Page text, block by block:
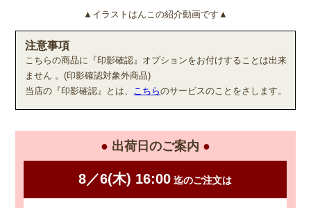
▲イラストはんこの紹介動画です▲
注意事項
こちらの商品に『印影確認』オプションをお付けすることは出来
ません 。(印影確認対象外商品)
当店の『印影確認』とは、 こちらのサービスのことをさします。
● 出荷日のご案内 ●